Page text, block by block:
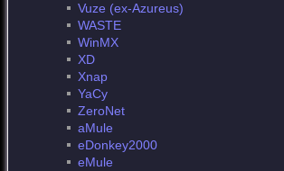
Vuze (ex-Azureus)
WASTE
WinMX
XD
Xnap
YaCy
ZeroNet
aMule
eDonkey2000
eMule